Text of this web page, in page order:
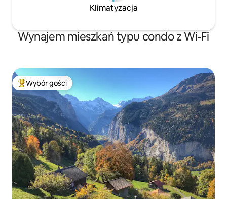
Klimatyzacja
Wynajem mieszkań typu condo z Wi-Fi
Najpopularniejsze z kategorii Wybór gości
Wybór gości